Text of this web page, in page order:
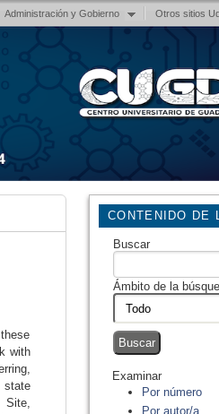
Administración y Gobierno Otros sitios
CONTENIDO DE
Buscar
Ámbito de la
Examinar
Por número
Por autor/a
with
state
Site,